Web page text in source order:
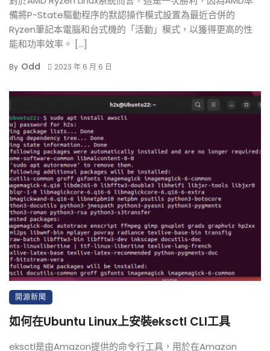
備將P-State驅動程序的默認操作模式設置為最近合併的
Ryzen筆記本電腦和台式機的「活動」模式，以獲得更高的性
能和功率效率。 […]
By Odd 2023 年 6 月 6 日
開源新聞
如何在Ubuntu Linux上安裝eksctl CLI工具
eksctl是由Amazon提供的命令行工具，用於在Amazon